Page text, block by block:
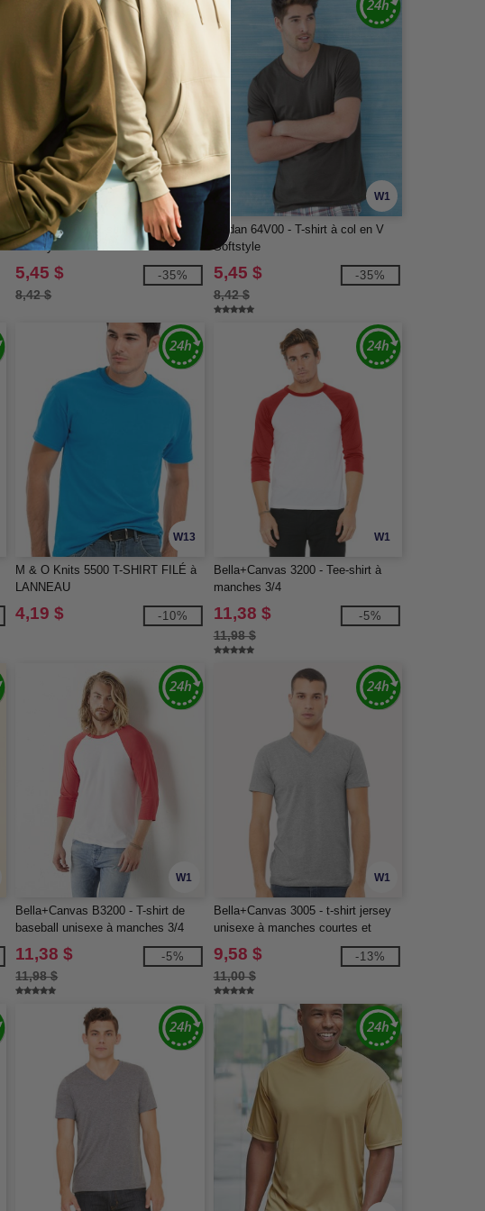
Gildan 64V00 - T-shirt Col-V
Softstyle
5,45 $
8,42 $
-35%
W1
Gildan 64V00 - T-shirt à col en V
Softstyle
5,45 $
8,42 $
-35%
W13
M & O Knits 5500 T-SHIRT FILÉ à
LANNEAU
4,19 $ -10%
W1
Bella+Canvas 3200 - Tee-shirt à
manches 3/4
11,38 $
11,98 $
-5%
W1
Bella+Canvas B3200 - T-shirt de
baseball unisexe à manches 3/4
11,38 $
11,98 $
-5%
W1
Bella+Canvas 3005 - t-shirt jersey
unisexe à manches courtes et
encolure en V
9,58 $
11,00 $
-13%